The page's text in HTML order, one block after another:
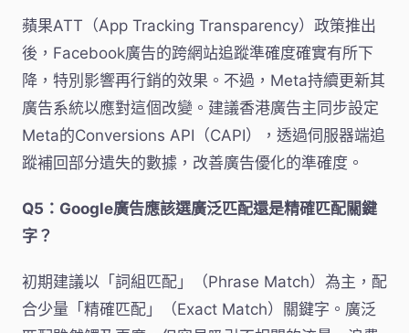
蘋果ATT（App Tracking Transparency）政策推出
後，Facebook廣告的跨網站追蹤準確度確實有所下
降，特別影響再行銷的效果。不過，Meta持續更新其
廣告系統以應對這個改變。建議香港廣告主同步設定
Meta的Conversions API（CAPI），透過伺服器端追
蹤補回部分遺失的數據，改善廣告優化的準確度。
Q5：Google廣告應該選廣泛匹配還是精確匹配關鍵
字？
初期建議以「詞組匹配」（Phrase Match）為主，配
合少量「精確匹配」（Exact Match）關鍵字。廣泛